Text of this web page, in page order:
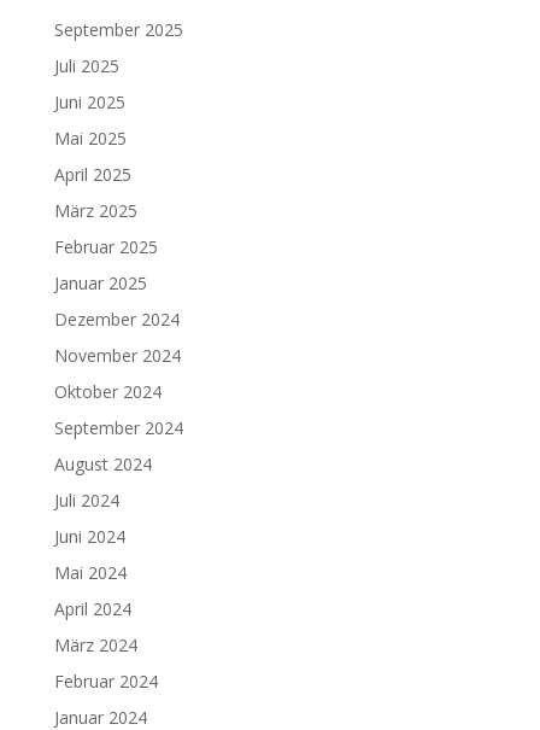
September 2025
Juli 2025
Juni 2025
Mai 2025
April 2025
März 2025
Februar 2025
Januar 2025
Dezember 2024
November 2024
Oktober 2024
September 2024
August 2024
Juli 2024
Juni 2024
Mai 2024
April 2024
März 2024
Februar 2024
Januar 2024